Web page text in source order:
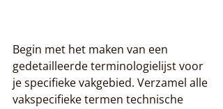
Begin met het maken van een
gedetailleerde terminologielijst voor
je specifieke vakgebied. Verzamel alle
vakspecifieke termen technische